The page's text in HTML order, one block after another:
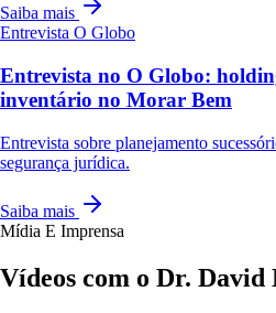
Saiba mais
Entrevista O Globo
Entrevista no O Globo:
inventário no Morar Bem
Entrevista sobre planejamento
segurança jurídica.
Saiba mais
Mídia E Imprensa
Vídeos com o Dr.